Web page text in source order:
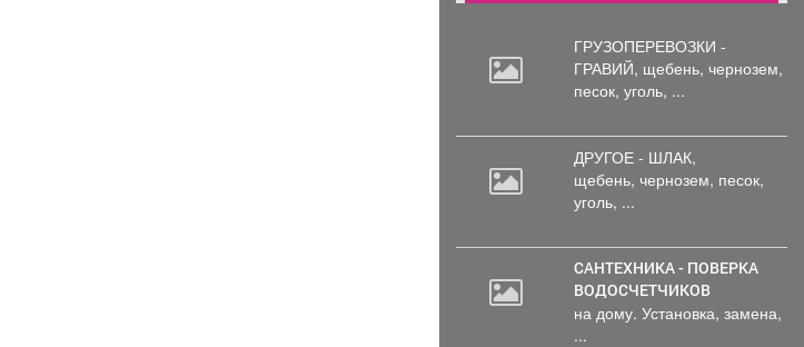
ГРУЗОПЕРЕВОЗКИ -
ГРАВИЙ, щебень, чернозем,
песок, уголь, ...
ДРУГОЕ - ШЛАК,
щебень, чернозем, песок,
уголь, ...
САНТЕХНИКА - ПОВЕРКА
ВОДОСЧЕТЧИКОВ
на дому. Установка, замена,
...